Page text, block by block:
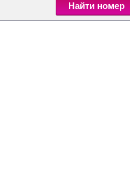
Найти номер